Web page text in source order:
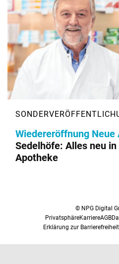
Wiedereröffnung Neue
Sedelhöfe: Alles neu
Apotheke
© NPG Digital
PrivatsphäreKarriereAGB
Erklärung zur Barrierefreiheit